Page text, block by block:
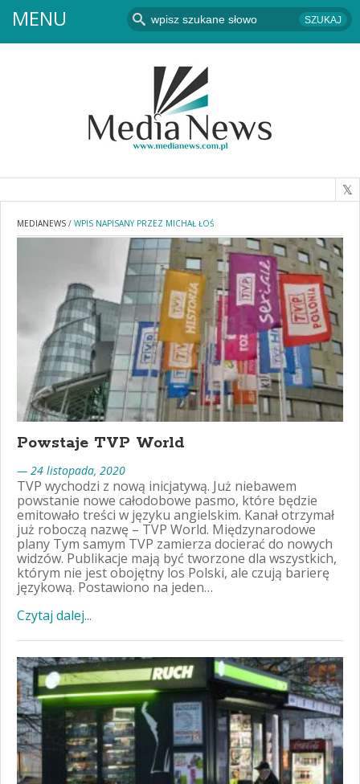
MENU
MEDIANEWS / WPIS NAPISANY PRZEZ MICHAŁ ŁOŚ
Powstaje TVP World
— 24 listopada, 2020
TVP wychodzi z nową inicjatywą. Już niebawem
powstanie nowe całodobowe pasmo, które będzie
emitowało treści w języku angielskim. Kanał otrzymał
już roboczą nazwę – TVP World. Międzynarodowe
plany Tym samym TVP zamierza docierać do nowych
widzów. Publikacje mają być tworzone dla wszystkich,
którym nie jest obojętny los Polski, ale czują barierę
językową. Postawiono na jeden…
Czytaj dalej...